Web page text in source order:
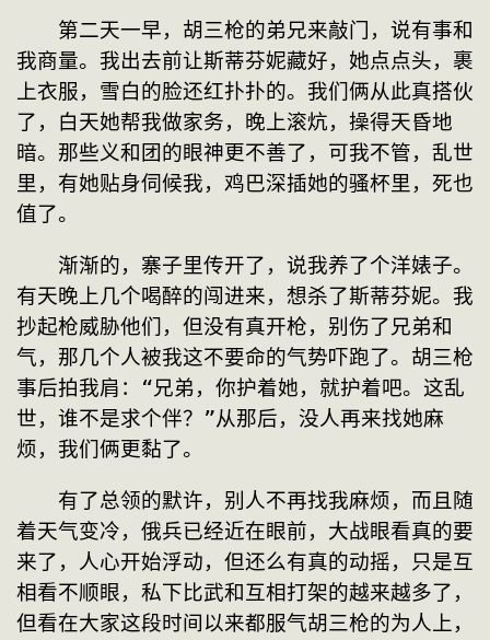
第二天一早，胡三枪的弟兄来敲门，说有事和
我商量。我出去前让斯蒂芬妮藏好，她点点头，裹
上衣服，雪白的脸还红扑扑的。我们俩从此真搭伙
了，白天她帮我做家务，晚上滚炕，操得天昏地
暗。那些义和团的眼神更不善了，可我不管，乱世
里，有她贴身伺候我，鸡巴深插她的骚杯里，死也
值了。
渐渐的，寨子里传开了，说我养了个洋婊子。
有天晚上几个喝醉的闯进来，想杀了斯蒂芬妮。我
抄起枪威胁他们，但没有真开枪，别伤了兄弟和
气，那几个人被我这不要命的气势吓跑了。胡三枪
事后拍我肩：“兄弟，你护着她，就护着吧。这乱
世，谁不是求个伴？”从那后，没人再来找她麻
烦，我们俩更黏了。
有了总领的默许，别人不再找我麻烦，而且随
着天气变冷，俄兵已经近在眼前，大战眼看真的要
来了，人心开始浮动，但还么有真的动摇，只是互
相看不顺眼，私下比武和互相打架的越来越多了，
但看在大家这段时间以来都服气胡三枪的为人上，